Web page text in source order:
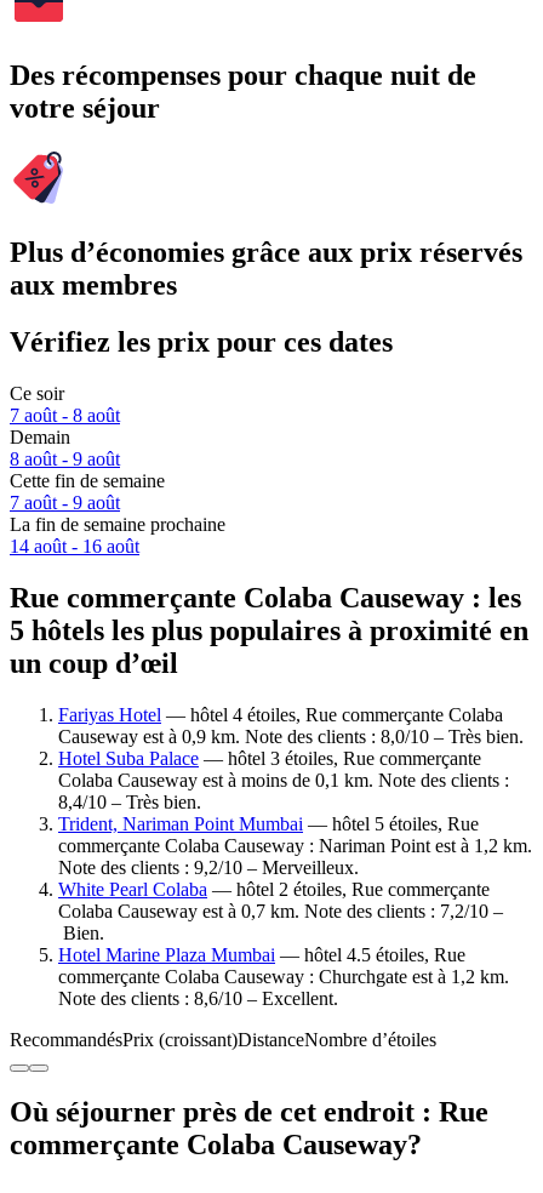
Des récompenses pour chaque nuit de
votre séjour
Plus d’économies grâce aux prix réservés
aux membres
Vérifiez les prix pour ces dates
Ce soir
7 août - 8 août
Demain
8 août - 9 août
Cette fin de semaine
7 août - 9 août
La fin de semaine prochaine
14 août - 16 août
Rue commerçante Colaba Causeway : les
5 hôtels les plus populaires à proximité en
un coup d’œil
Fariyas Hotel — hôtel 4 étoiles, Rue commerçante Colaba
Causeway est à 0,9 km. Note des clients : 8,0/10 – Très bien.
Hotel Suba Palace — hôtel 3 étoiles, Rue commerçante
Colaba Causeway est à moins de 0,1 km. Note des clients :
8,4/10 – Très bien.
Trident, Nariman Point Mumbai — hôtel 5 étoiles, Rue
commerçante Colaba Causeway : Nariman Point est à 1,2 km.
Note des clients : 9,2/10 – Merveilleux.
White Pearl Colaba — hôtel 2 étoiles, Rue commerçante
Colaba Causeway est à 0,7 km. Note des clients : 7,2/10 –
Bien.
Hotel Marine Plaza Mumbai — hôtel 4.5 étoiles, Rue
commerçante Colaba Causeway : Churchgate est à 1,2 km.
Note des clients : 8,6/10 – Excellent.
RecommandésPrix (croissant)DistanceNombre d’étoiles
Où séjourner près de cet endroit : Rue
commerçante Colaba Causeway?